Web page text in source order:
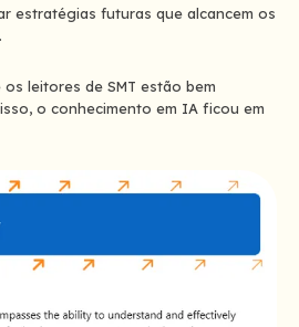
estratégias futuras que alcancem os
leitores de SMT estão bem
o conhecimento em IA ficou em